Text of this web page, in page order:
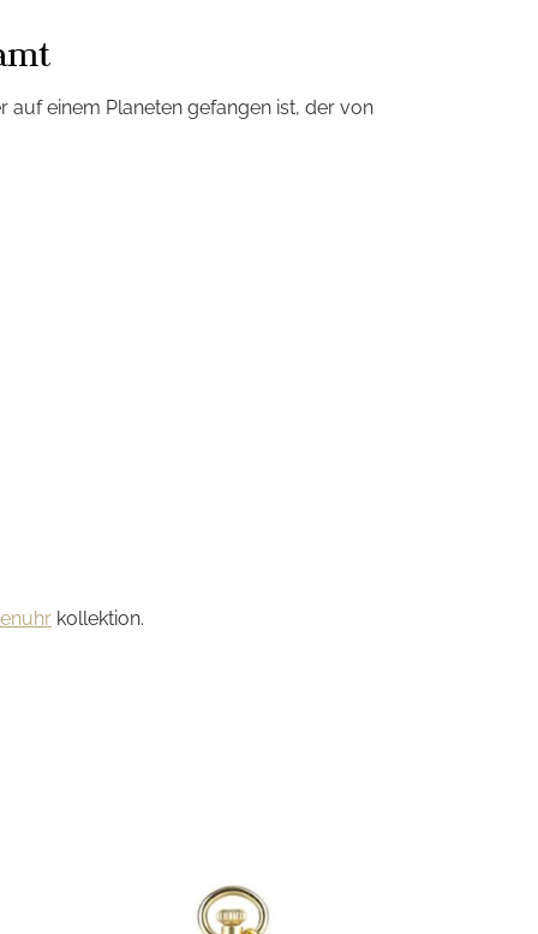
auf einem Planeten gefangen ist, der von
kollektion.